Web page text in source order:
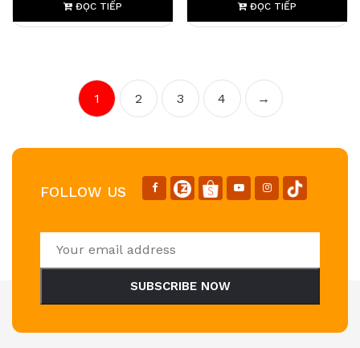
ĐỌC TIẾP
ĐỌC TIẾP
1 2 3 4 →
FOLLOW US
SUBSCRIBE NOW